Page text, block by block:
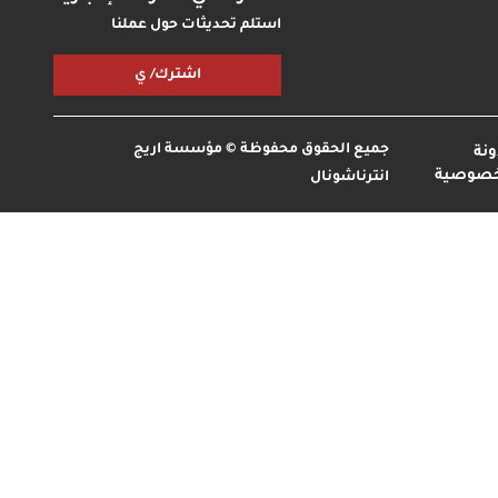
استلم تحديثات حول عملنا
اشترك/ ي
جميع الحقوق محفوظة © مؤسسة اريج
انترناشونال